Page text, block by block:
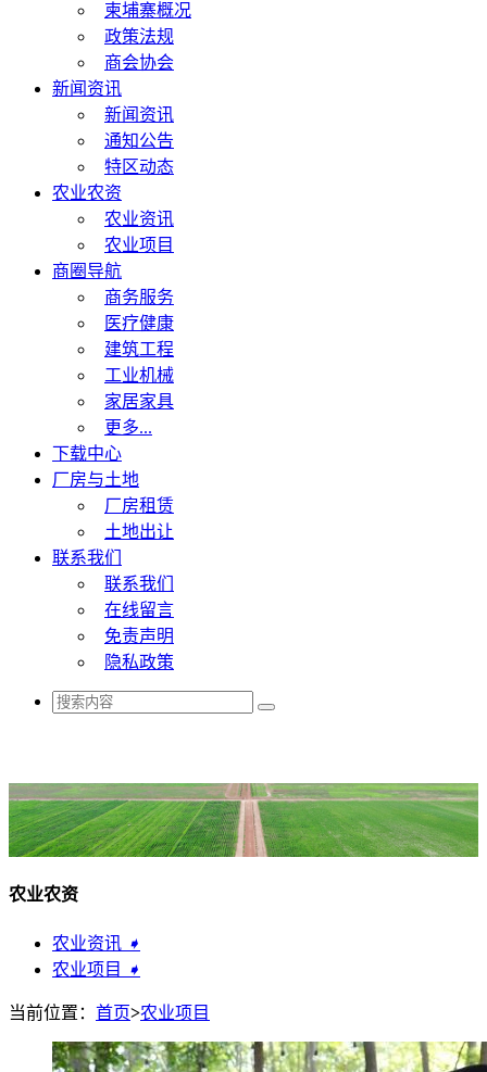
柬埔寨概况
政策法规
商会协会
新闻资讯
新闻资讯
通知公告
特区动态
农业农资
农业资讯
农业项目
商圈导航
商务服务
医疗健康
建筑工程
工业机械
家居家具
更多...
下载中心
厂房与土地
厂房租赁
土地出让
联系我们
联系我们
在线留言
免责声明
隐私政策
农业农资
农业资讯 ➧
农业项目
➧
当前位置： 首页>农业项目